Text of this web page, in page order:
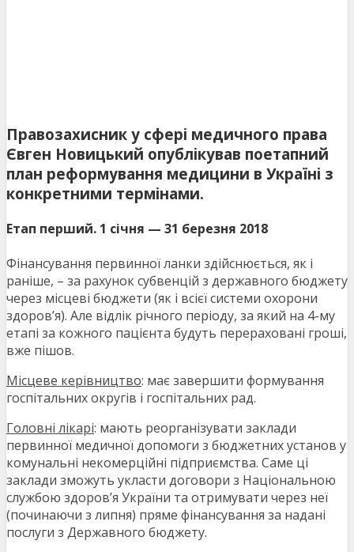
Правозахисник у сфері медичного права
Євген Новицький опублікував поетапний
план реформування медицини в Україні з
конкретними термінами.
Етап перший. 1 січня — 31 березня 2018
Фінансування первинної ланки здійснюється, як і
раніше, – за рахунок субвенцій з державного бюджету
через місцеві бюджети (як і всієї системи охорони
здоров’я). Але відлік річного періоду, за який на 4-му
етапі за кожного пацієнта будуть перераховані гроші,
вже пішов.
Місцеве керівництво: має завершити формування
госпітальних округів і госпітальних рад.
Головні лікарі: мають реорганізувати заклади
первинної медичної допомоги з бюджетних установ у
комунальні некомерційні підприємства. Саме ці
заклади зможуть укласти договори з Національною
службою здоров’я України та отримувати через неї
(починаючи з липня) пряме фінансування за надані
послуги з Державного бюджету.